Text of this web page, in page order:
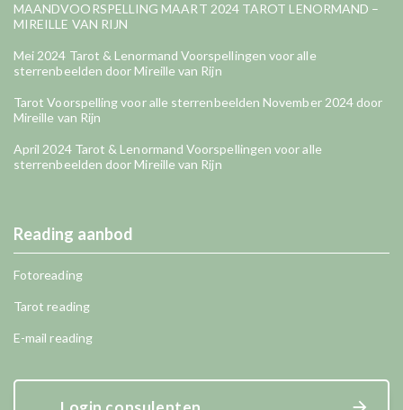
MAANDVOORSPELLING MAART 2024 TAROT LENORMAND –
MIREILLE VAN RIJN
Mei 2024 Tarot & Lenormand Voorspellingen voor alle
sterrenbeelden door Mireille van Rijn
Tarot Voorspelling voor alle sterrenbeelden November 2024 door
Mireille van Rijn
April 2024 Tarot & Lenormand Voorspellingen voor alle
sterrenbeelden door Mireille van Rijn
Reading aanbod
Fotoreading
Tarot reading
E-mail reading